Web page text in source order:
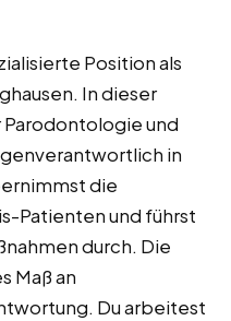
Position als
In dieser
und
in
die
Patienten und führst
durch. Die
Maß an
Du arbeitest